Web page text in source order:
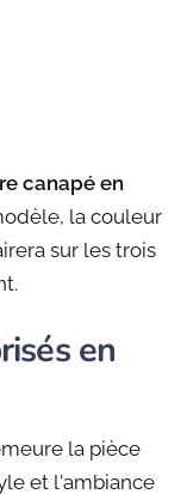
canapé en
la couleur
sur les trois
en
la pièce
et l'ambiance